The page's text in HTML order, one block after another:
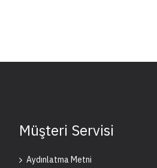
Müşteri Servisi
Aydınlatma Metni